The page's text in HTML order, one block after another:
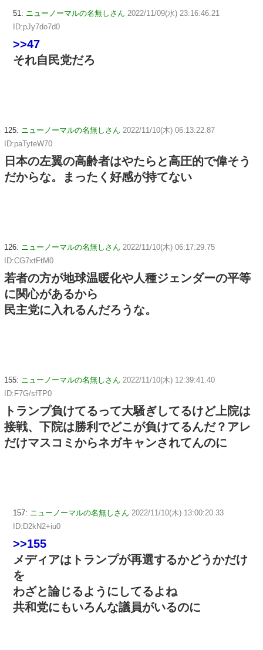
51: ニューノーマルの名無しさん 2022/11/09(水) 23:16:46.21
ID:pJy7do7d0
>>47
それ自民党だろ
125: ニューノーマルの名無しさん 2022/11/10(木) 06:13:22.87
ID:paTyteW70
日本の左翼の高齢者はやたらと高圧的で偉そう
だからな。まったく好感が持てない
126: ニューノーマルの名無しさん 2022/11/10(木) 06:17:29.75
ID:CG7xtFtM0
若者の方が地球温暖化や人種ジェンダーの平等
に関心があるから
民主党に入れるんだろうな。
155: ニューノーマルの名無しさん 2022/11/10(木) 12:39:41.40
ID:F7G/sfTP0
トランプ負けてるって大騒ぎしてるけど上院は
接戦、下院は勝利でどこが負けてるんだ？アレ
だけマスコミからネガキャンされてんのに
157: ニューノーマルの名無しさん 2022/11/10(木) 13:00:20.33
ID:D2kN2+iu0
>>155
メディアはトランプが再選するかどうかだけ
を
わざと論じるようにしてるよね
共和党にもいろんな議員がいるのに